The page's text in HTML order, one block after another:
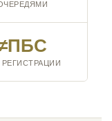
РЕГИСТРАЦИИ